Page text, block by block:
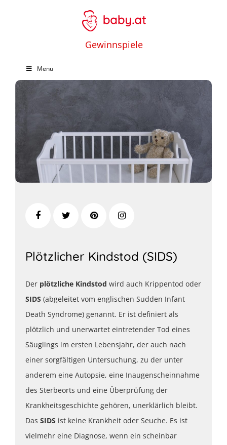
Gewinnspiele
Menu
Plötzlicher Kindstod (SIDS)
Der plötzliche Kindstod wird auch Krippentod oder
SIDS (abgeleitet vom englischen Sudden Infant
Death Syndrome) genannt. Er ist definiert als
plötzlich und unerwartet eintretender Tod eines
Säuglings im ersten Lebensjahr, der auch nach
einer sorgfältigen Untersuchung, zu der unter
anderem eine Autopsie, eine Inaugenscheinnahme
des Sterbeorts und eine Überprüfung der
Krankheitsgeschichte gehören, unerklärlich bleibt.
Das SIDS ist keine Krankheit oder Seuche. Es ist
vielmehr eine Diagnose, wenn ein scheinbar